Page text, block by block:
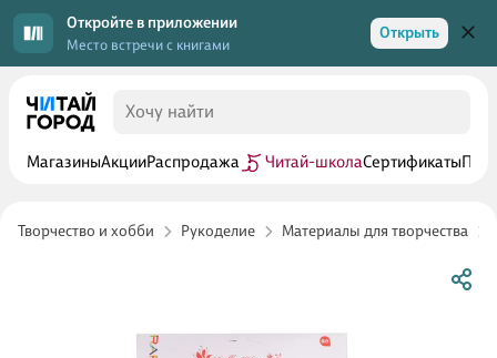
Откройте в приложении
Место встречи с книгами
Открыть
МагазиныАкцииРаспродажа Читай-школаСертификаты
Творчество и хобби Рукоделие Материалы для творчества